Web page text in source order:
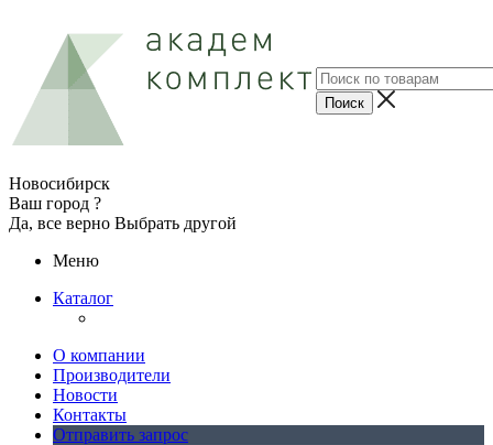
Новосибирск
Ваш город ?
Да, все верно Выбрать другой
Меню
Каталог
О компании
Производители
Новости
Контакты
Отправить запрос